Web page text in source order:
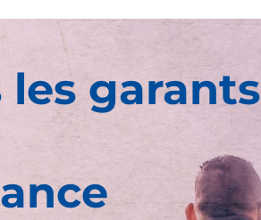
les garants